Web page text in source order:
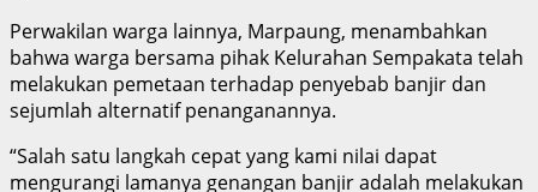
Perwakilan warga lainnya, Marpaung, menambahkan
bahwa warga bersama pihak Kelurahan Sempakata telah
melakukan pemetaan terhadap penyebab banjir dan
sejumlah alternatif penanganannya.
“Salah satu langkah cepat yang kami nilai dapat
mengurangi lamanya genangan banjir adalah melakukan